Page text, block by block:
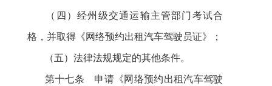
（四）经州级交通运输主管部门考试合
格，并取得《网络预约出租汽车驾驶员证》；
（五）法律法规规定的其他条件。
第十七条 申请《网络预约出租汽车驾驶